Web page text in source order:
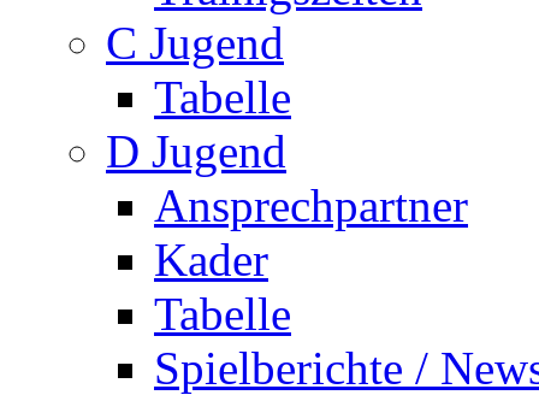
C Jugend
Tabelle
D Jugend
Ansprechpartner
Kader
Tabelle
Spielberichte /